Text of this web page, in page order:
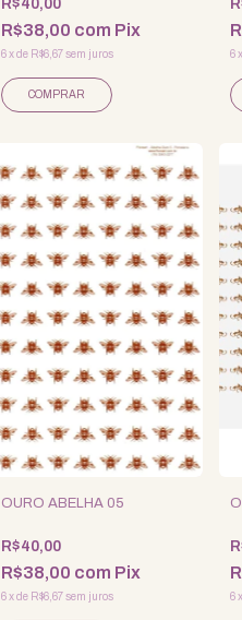
R$40,00
R$38,00 com Pix
6xde R$6,67sem juros 6 x
OURO ABELHA 05
R$40,00
R$38,00 com Pix
6xde R$6,67sem juros 6 x